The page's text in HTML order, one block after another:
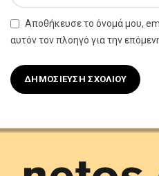
Αποθήκευσε το όνομά μου,
αυτόν τον πλοηγό για την